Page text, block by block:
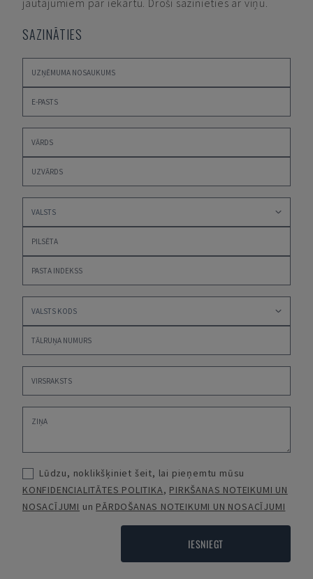
jautājumiem par iekārtu. Droši sazinieties ar viņu.
SAZINĀTIES
Lūdzu, noklikšķiniet šeit, lai pieņemtu mūsu
KONFIDENCIALITĀTES POLITIKA, PIRKŠANAS NOTEIKUMI UN
NOSACĪJUMI un PĀRDOŠANAS NOTEIKUMI UN NOSACĪJUMI
IESNIEGT